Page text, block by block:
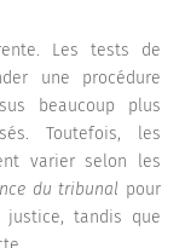
Les tests de
une procédure
beaucoup plus
Toutefois, les
varier selon les
du tribunal pour
tandis que